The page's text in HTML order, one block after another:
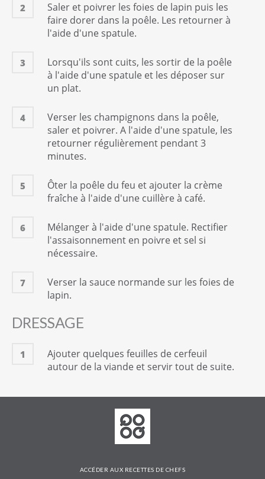
2
Saler et poivrer les foies de lapin puis les
faire dorer dans la poêle. Les retourner à
l'aide d'une spatule.
3
Lorsqu'ils sont cuits, les sortir de la poêle
à l'aide d'une spatule et les déposer sur
un plat.
4
Verser les champignons dans la poêle,
saler et poivrer. A l'aide d'une spatule, les
retourner régulièrement pendant 3
minutes.
5
Ôter la poêle du feu et ajouter la crème
fraîche à l'aide d'une cuillère à café.
6
Mélanger à l'aide d'une spatule. Rectifier
l'assaisonnement en poivre et sel si
nécessaire.
7
Verser la sauce normande sur les foies de
lapin.
DRESSAGE
1
Ajouter quelques feuilles de cerfeuil
autour de la viande et servir tout de suite.
ACCÉDER AUX RECETTES DE CHEFS